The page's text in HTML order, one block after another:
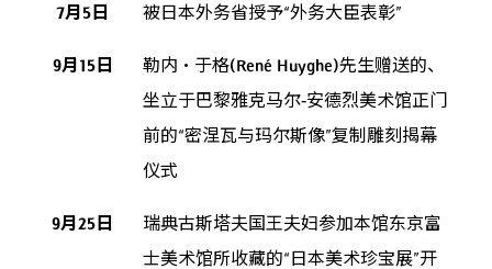
7月5日 被日本外务省授予“外务大臣表彰”
9月15日
勒内・于格(René Huyghe)先生赠送的、
坐立于巴黎雅克马尔-安德烈美术馆正门
前的“密涅瓦与玛尔斯像”复制雕刻揭幕
仪式
9月25日
瑞典古斯塔夫国王夫妇参加本馆东京富
士美术馆所收藏的“日本美术珍宝展”开